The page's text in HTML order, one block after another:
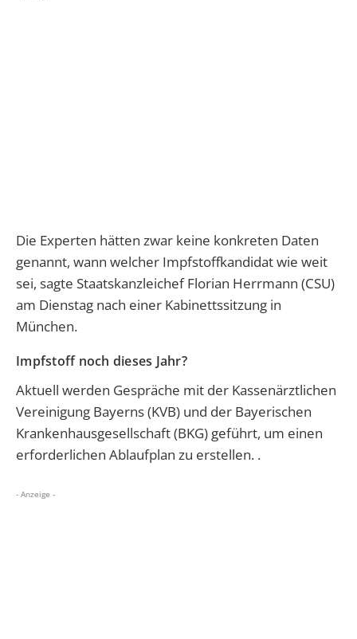
Die Experten hätten zwar keine konkreten Daten
genannt, wann welcher Impfstoffkandidat wie weit
sei, sagte Staatskanzleichef Florian Herrmann (CSU)
am Dienstag nach einer Kabinettssitzung in
München.
Impfstoff noch dieses Jahr?
Aktuell werden Gespräche mit der Kassenärztlichen
Vereinigung Bayerns (KVB) und der Bayerischen
Krankenhausgesellschaft (BKG) geführt, um einen
erforderlichen Ablaufplan zu erstellen. .
- Anzeige -